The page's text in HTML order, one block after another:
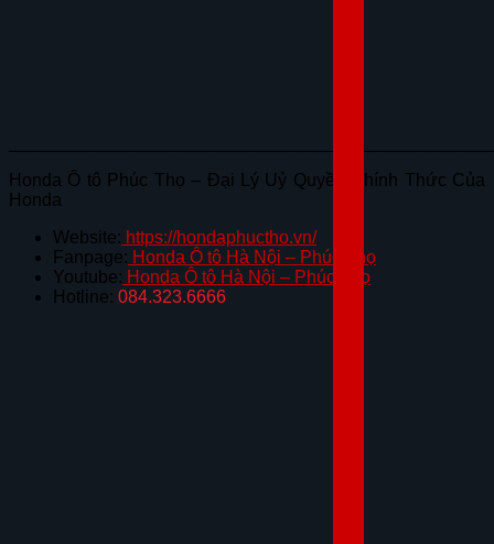
Honda Ô tô Phúc Thọ – Đại Lý Uỷ Quyền Chính Thức Của
Honda
Website: https://hondaphuctho.vn/
Fanpage: Honda Ô tô Hà Nội – Phúc Thọ
Youtube: Honda Ô tô Hà Nội – Phúc Thọ
Hotline: 084.323.6666